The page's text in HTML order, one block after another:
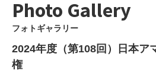
Photo Gallery
フォトギャラリー
2024年度（第108回）日本ア
権